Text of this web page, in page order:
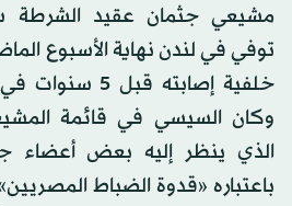
مشيعي جثمان عقيد الشرطة
توفي في لندن نهاية الأسبوع
خلفية إصابته
وكان السيسي في قائمة
الذي ينظر إليه بعض أعضاء
باعتباره «قدوة الضباط